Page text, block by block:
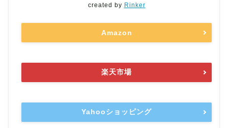
created by Rinker
Amazon
楽天市場
Yahooショッピング